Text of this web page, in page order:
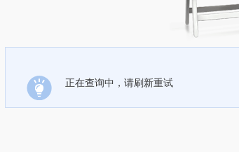
正在查询中，请刷新重试